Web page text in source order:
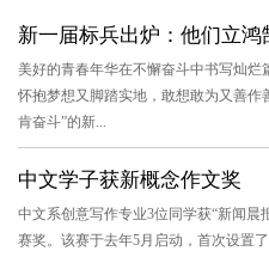
新一届标兵出炉：他们立鸿
美好的青春年华在不懈奋斗中书写灿
怀抱梦想又脚踏实地，敢想敢为又善作
肯奋斗”的新...
中文学子获新概念作文奖
中文系创意写作专业3位同学获“新闻晨
赛奖。该赛于去年5月启动，首次设置